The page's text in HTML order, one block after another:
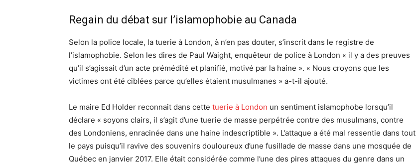
Regain du débat sur l’islamophobie au Canada
Selon la police locale, la tuerie à London, à n’en pas douter, s’inscrit dans le registre de
l’islamophobie. Selon les dires de Paul Waight, enquêteur de police à London « il y a des preuves
qu’il s’agissait d’un acte prémédité et planifié, motivé par la haine ». « Nous croyons que les
victimes ont été ciblées parce qu’elles étaient musulmanes » a-t-il ajouté.
Le maire Ed Holder reconnait dans cette tuerie à London un sentiment islamophobe lorsqu’il
déclare « soyons clairs, il s’agit d’une tuerie de masse perpétrée contre des musulmans, contre
des Londoniens, enracinée dans une haine indescriptible ». L’attaque a été mal ressentie dans tout
le pays puisqu’il ravive des souvenirs douloureux d’une fusillade de masse dans une mosquée de
Québec en janvier 2017. Elle était considérée comme l’une des pires attaques du genre dans un